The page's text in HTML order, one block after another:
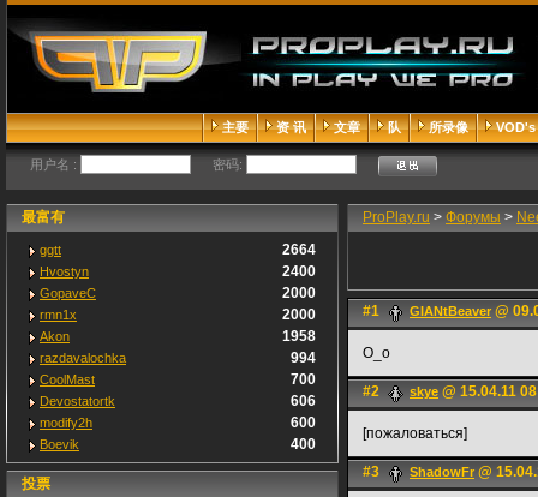
主要 资 讯 文章 队 所录像 VOD's
用户名 : 密码:
最富有
ggtt 2664
Hvostyn 2400
GopaveC 2000
rmn1x 2000
Akon 1958
razdavalochka 994
CoolMast 700
Devostatortk 606
modify2h 600
Boevik 400
投票
ProPlay.ru > Форумы >
#1 GIANtBeaver @
O_o
#2 skye @ 15.04.11
[пожаловаться]
#3 ShadowFr @